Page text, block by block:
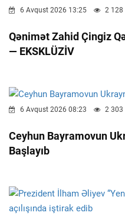
6 Avqust 2026 13:25 2 128
Qənimət Zahid Çingiz
— EKSKLÜZİV
6 Avqust 2026 08:23 2 303
Ceyhun Bayramovun
Başlayıb